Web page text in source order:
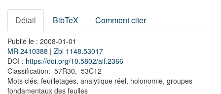
Détail BibTeX Comment citer
Publié le : 2008-01-01
MR 2410388 | Zbl 1148.53017
DOI : https://doi.org/10.5802/aif.2366
Classification: 57R30, 53C12
Mots clés: feuilletages, analytique réel, holonomie, groupes
fondamentaux des feulles